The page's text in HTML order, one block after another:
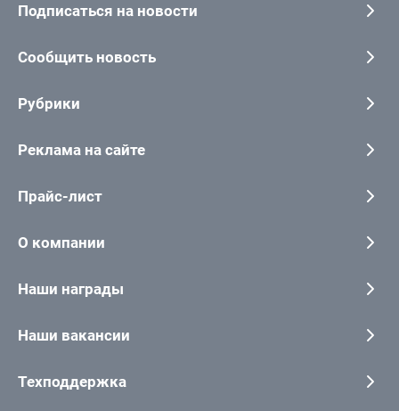
Подписаться на новости
Сообщить новость
Рубрики
Реклама на сайте
Прайс-лист
О компании
Наши награды
Наши вакансии
Техподдержка